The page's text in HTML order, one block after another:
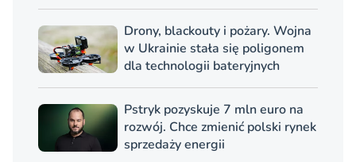
Drony, blackouty i pożary. Wojna
w Ukrainie stała się poligonem
dla technologii bateryjnych
Pstryk pozyskuje 7 mln euro na
rozwój. Chce zmienić polski rynek
sprzedaży energii